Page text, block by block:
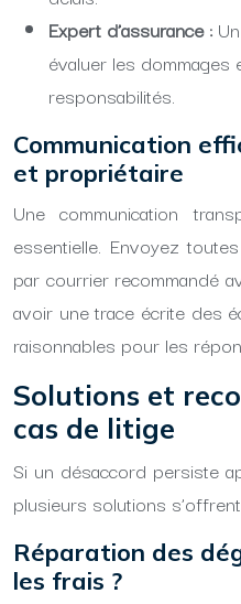
Expert d’assurance :
évaluer les dommages
responsabilités.
Communication
et propriétaire
Une communication
essentielle. Envoyez
par courrier recommandé
avoir une trace écrite des
raisonnables pour les
Solutions et
cas de litige
Si un désaccord persiste
plusieurs solutions
Réparation des
les frais ?